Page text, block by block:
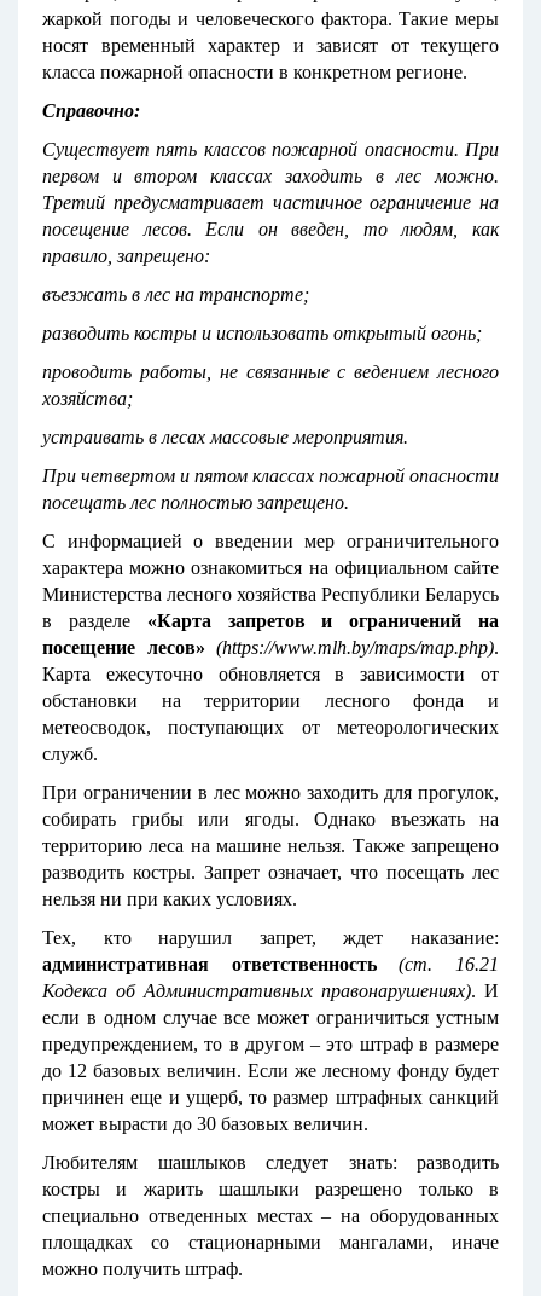
жаркой погоды и человеческого фактора. Такие меры
носят временный характер и зависят от текущего
класса пожарной опасности в конкретном регионе.
Справочно:
Существует пять классов пожарной опасности. При
первом и втором классах заходить в лес можно.
Третий предусматривает частичное ограничение на
посещение лесов. Если он введен, то людям, как
правило, запрещено:
въезжать в лес на транспорте;
разводить костры и использовать открытый огонь;
проводить работы, не связанные с ведением лесного
хозяйства;
устраивать в лесах массовые мероприятия.
При четвертом и пятом классах пожарной опасности
посещать лес полностью запрещено.
С информацией о введении мер ограничительного
характера можно ознакомиться на официальном сайте
Министерства лесного хозяйства Республики Беларусь
в разделе «Карта запретов и ограничений на
посещение лесов» (https://www.mlh.by/maps/map.php).
Карта ежесуточно обновляется в зависимости от
обстановки на территории лесного фонда и
метеосводок, поступающих от метеорологических
служб.
При ограничении в лес можно заходить для прогулок,
собирать грибы или ягоды. Однако въезжать на
территорию леса на машине нельзя. Также запрещено
разводить костры. Запрет означает, что посещать лес
нельзя ни при каких условиях.
Тех, кто нарушил запрет, ждет наказание:
административная ответственность
(ст. 16.21
Кодекса об Административных правонарушениях). И
если в одном случае все может ограничиться устным
предупреждением, то в другом – это штраф в размере
до 12 базовых величин. Если же лесному фонду будет
причинен еще и ущерб, то размер штрафных санкций
может вырасти до 30 базовых величин.
Любителям шашлыков следует знать: разводить
костры и жарить шашлыки разрешено только в
специально отведенных местах – на оборудованных
площадках со стационарными мангалами, иначе
можно получить штраф.